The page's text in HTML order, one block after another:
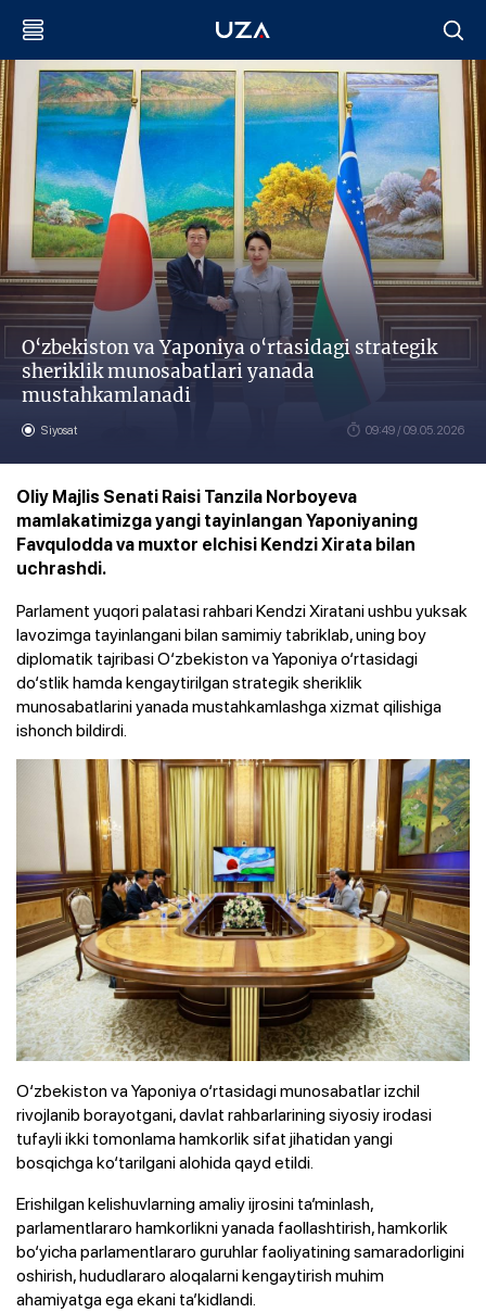
O‘zbekiston va Yaponiya o‘rtasidagi strategik
sheriklik munosabatlari yanada
mustahkamlanadi
Siyosat 09:49 / 09.05.2026
Oliy Majlis Senati Raisi Tanzila Norboyeva
mamlakatimizga yangi tayinlangan Yaponiyaning
Favqulodda va muxtor elchisi Kendzi Xirata bilan
uchrashdi.
Parlament yuqori palatasi rahbari Kendzi Xiratani ushbu yuksak
lavozimga tayinlangani bilan samimiy tabriklab, uning boy
diplomatik tajribasi O‘zbekiston va Yaponiya o‘rtasidagi
do‘stlik hamda kengaytirilgan strategik sheriklik
munosabatlarini yanada mustahkamlashga xizmat qilishiga
ishonch bildirdi.
O‘zbekiston va Yaponiya o‘rtasidagi munosabatlar izchil
rivojlanib borayotgani, davlat rahbarlarining siyosiy irodasi
tufayli ikki tomonlama hamkorlik sifat jihatidan yangi
bosqichga ko‘tarilgani alohida qayd etildi.
Erishilgan kelishuvlarning amaliy ijrosini ta’minlash,
parlamentlararo hamkorlikni yanada faollashtirish, hamkorlik
bo‘yicha parlamentlararo guruhlar faoliyatining samaradorligini
oshirish, hududlararo aloqalarni kengaytirish muhim
ahamiyatga ega ekani ta’kidlandi.